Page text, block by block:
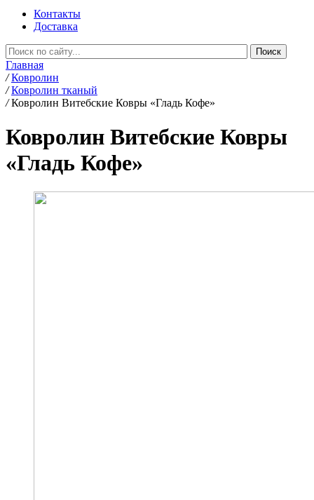
Контакты
Доставка
Главная
/ Ковролин
/ Ковролин тканый
/ Ковролин Витебские Ковры «Гладь Кофе»
Ковролин Витебские Ковры
«Гладь Кофе»